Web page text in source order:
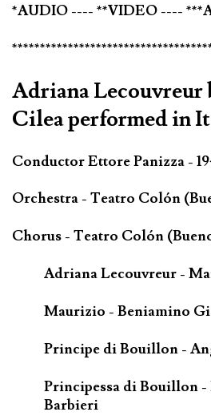
*AUDIO ---- **VIDEO ----
Adriana Lecouvreur
Cilea performed in
Conductor Ettore Panizza -
Orchestra - Teatro Colón
Chorus - Teatro Colón
Adriana Lecouvreur -
Maurizio - Beniamino
Principe di Bouillon -
Principessa di Bouillon -
Barbieri